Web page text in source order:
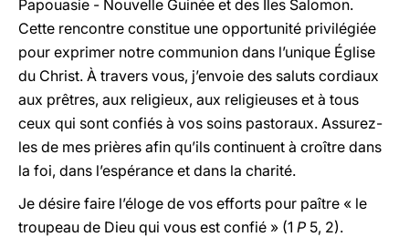
Papouasie - Nouvelle Guinée et des Iles Salomon.
Cette rencontre constitue une opportunité privilégiée
pour exprimer notre communion dans l’unique Église
du Christ. À travers vous, j’envoie des saluts cordiaux
aux prêtres, aux religieux, aux religieuses et à tous
ceux qui sont confiés à vos soins pastoraux. Assurez-
les de mes prières afin qu’ils continuent à croître dans
la foi, dans l’espérance et dans la charité.
Je désire faire l’éloge de vos efforts pour paître « le
troupeau de Dieu qui vous est confié » (1 P 5, 2).